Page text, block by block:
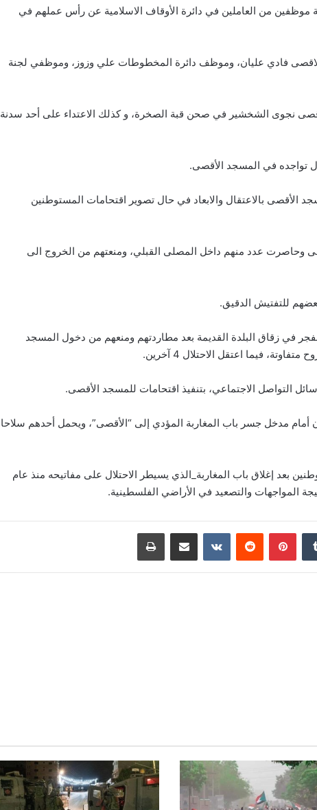
موظفين من العاملين في دائرة الأوقاف الاسلامية عن رأس عملهم في
فادي عليان، وموظف دائرة المخطوطات علي وزوز، وموظفي لجنة
نجوى الشخشير في صحن قبة الصخرة، و كذلك الاعتداء على أحد سدنة
تواجده في المسجد الأقصى.
بالاعتقال والابعاد في حال تصوير اقتحامات المستوطنين
وحاصرت عدد منهم داخل المصلى القبلي، ومنعتهم من الخروج الى
للتفتيش الدقيق.
في زقاق البلدة القديمة بعد مطاردتهم ومنعهم من دخول المسجد
التواصل الاجتماعي، بتنفيذ اقتحامات للمسجد الأقصى.
مدخل جسر باب المغاربة المؤدي إلى “الأقصى”، ويحمل أحدهم سلاحا
بعد إغلاق باب المغاربة_الذي يسيطر الاحتلال على مفاتيحه منذ عام
بينتيريست مشاركة عبر البريد طباعة